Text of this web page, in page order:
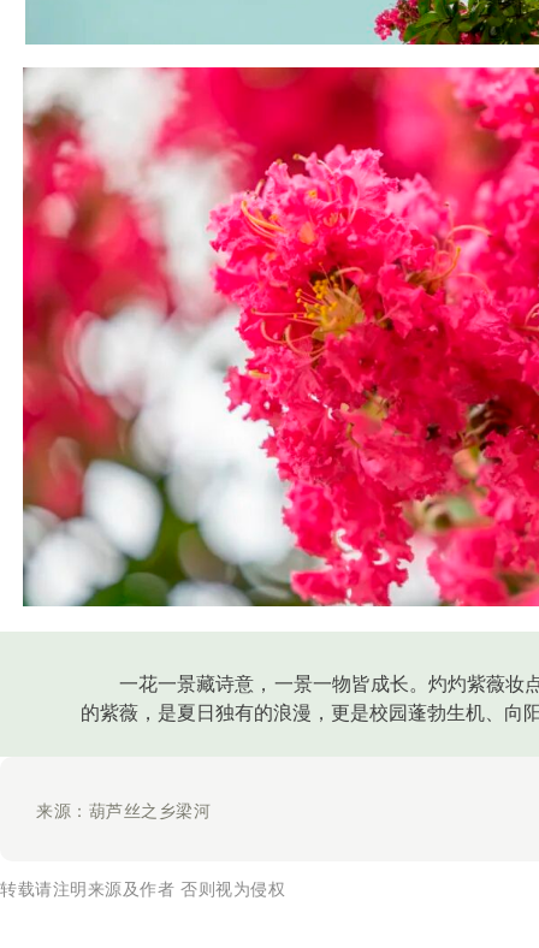
一花一景藏诗意，一景一物皆成长。灼灼紫薇妆
的紫薇，是夏日独有的浪漫，更是校园蓬勃生机、向
来源：葫芦丝之乡梁河
转载请注明来源及作者 否则视为侵权